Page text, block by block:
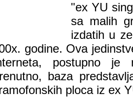
"ex YU
sa malih
izdatih u
godine. Ova
postupno je
predstavlja
iz ex YU.